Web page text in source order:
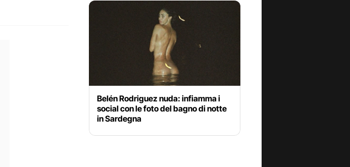
Belén Rodriguez nuda: infiamma i
social con le foto del bagno di notte
in Sardegna